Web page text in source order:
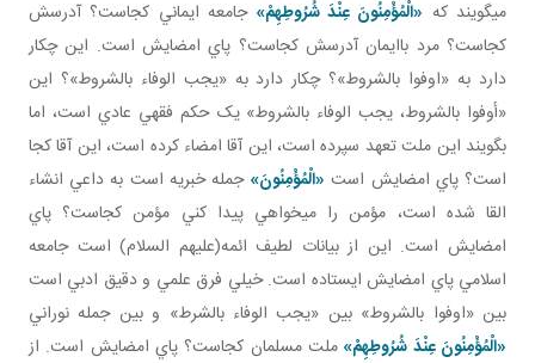
مي گويند که «الْمُؤْمِنُونَ عِنْدَ شُرُوطِهِمْ»جامعه ايماني کجاست؟ آدرسش
کجاست؟ مرد باايمان آدرسش کجاست؟ پاي امضايش است. اين چکار
دارد به «اوفوا بالشروط»؟ چکار دارد به «يجب الوفاء بالشروط»؟ اين
«أوفوا بالشروط، يجب الوفاء بالشروط» يک حکم فقهي عادي است، اما
بگويند اين ملت تعهد سپرده است، اين آقا امضاء کرده است، اين آقا کجا
است؟ پاي امضايش است «الْمُؤْمِنُونَ» جمله خبريه است به داعي انشاء
القا شده است، مؤمن را مي خواهي پيدا کني مؤمن کجاست؟ پاي
امضايش است. اين از بيانات لطيف ائمه(عليهم السلام) است جامعه
اسلامي پاي امضايش ايستاده است. خيلي فرق علمي و دقيق ادبي است
بين «اوفوا بالشروط» بين «يجب الوفاء بالشرط» و بين جمله نوراني
«الْمُؤْمِنُونَ عِنْدَ شُرُوطِهِمْ» ملت مسلمان کجاست؟ پاي امضايش است. از